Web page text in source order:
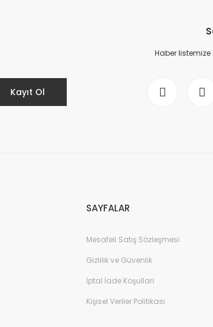
Kayıt Ol
Haber
SAYFALAR
Mesafeli Satış Sözleşmesi
Gizlilik ve Güvenlik
İptal İade Koşullari
Kişisel Veriler Politikası